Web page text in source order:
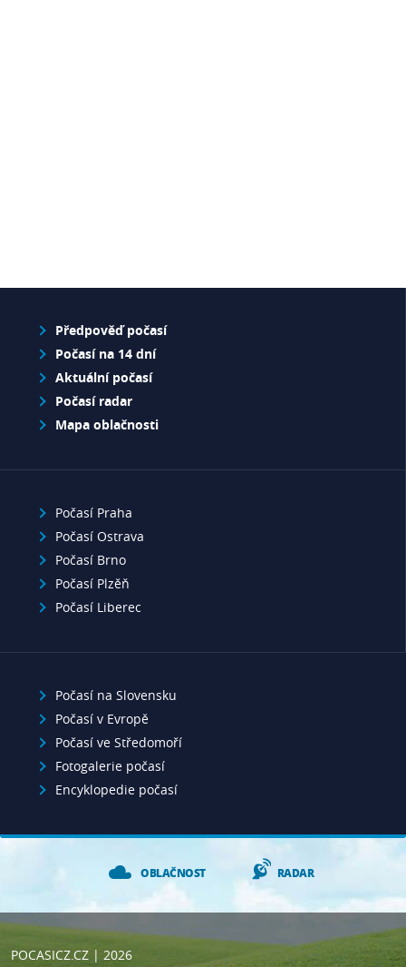
Předpověď počasí
Počasí na 14 dní
Aktuální počasí
Počasí radar
Mapa oblačnosti
Počasí Praha
Počasí Ostrava
Počasí Brno
Počasí Plzěň
Počasí Liberec
Počasí na Slovensku
Počasí v Evropě
Počasí ve Středomoří
Fotogalerie počasí
Encyklopedie počasí
OBLAČNOST RADAR
POCASICZ.CZ| 2026